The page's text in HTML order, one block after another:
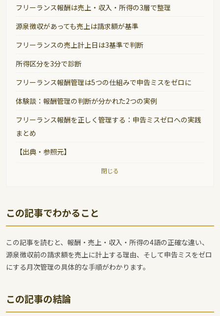
フリーランス報酬は売上・収入・所得の3層で整理
源泉徴収があっても売上は請求額が基準
フリーランスの売上計上日は3基準で判断
所得区分を3分で診断
フリーランス報酬管理は5つの仕組みで申告ミスをゼロに
体験談：報酬管理の判断が分かれた2つの実例
フリーランス報酬を正しく管理する：申告ミスゼロへの実践
まとめ
【出典・参照元】
閉じる
この記事でわかること
この記事を読むと、報酬・売上・収入・所得の4語の正確な違い、
源泉徴収前の請求額を売上に計上する理由、そして申告ミスをゼロ
にする月次管理の具体的な手順がわかります。
この記事の結論